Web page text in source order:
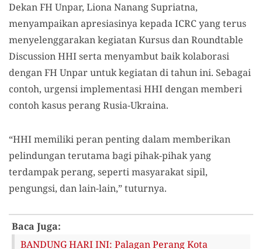
Dekan FH Unpar, Liona Nanang Supriatna,
menyampaikan apresiasinya kepada ICRC yang terus
menyelenggarakan kegiatan Kursus dan Roundtable
Discussion HHI serta menyambut baik kolaborasi
dengan FH Unpar untuk kegiatan di tahun ini. Sebagai
contoh, urgensi implementasi HHI dengan memberi
contoh kasus perang Rusia-Ukraina.
“HHI memiliki peran penting dalam memberikan
pelindungan terutama bagi pihak-pihak yang
terdampak perang, seperti masyarakat sipil,
pengungsi, dan lain-lain,” tuturnya.
Baca Juga:
BANDUNG HARI INI: Palagan Perang Kota